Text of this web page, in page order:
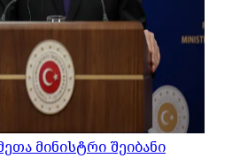
მინისტრი შეიბანი